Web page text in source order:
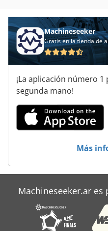
Koenig
Maestro
Maquina
Maquina Pintabandas
Patrón
Producción
Steinbock Boss Le 16
Steinbock Le 13
Tarea Operativa
Machineseeker
Gratis en la tienda de
¡La aplicación número
segunda mano!
Más
Machineseeker.ar